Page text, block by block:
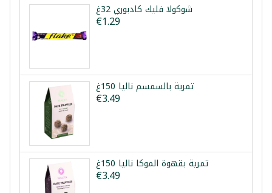
شوكولا فليك كادبوري 32غ
€1.29
تمرية بالسمسم نالیا 150غ
€3.49
تمرية بقهوة الموكا نالیا 150غ
€3.49